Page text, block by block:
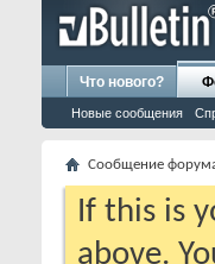
Что нового?
Новые сообщения
Сообщение
If this is
above.